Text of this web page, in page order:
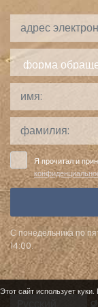
Этот сайт использует
обращения:
Я прочитал и
С понедельника по
14:00.